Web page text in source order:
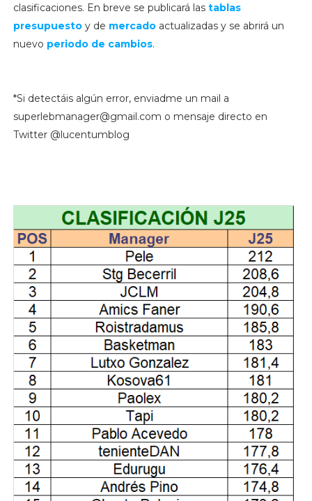
clasificaciones. En breve se publicará las tablas
presupuestoy de mercadoactualizadas y se abrirá un
nuevo periodo de cambios.
*Si detectáis algún error, enviadme un mail a
superlebmanager@gmail.com o mensaje directo en
Twitter @lucentumblog